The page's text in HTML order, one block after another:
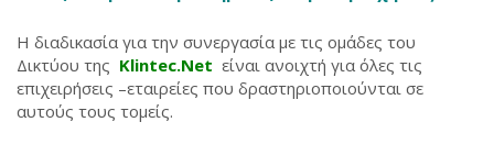
Η διαδικασία για την συνεργασία με τις ομάδες του
Δικτύου της Klintec.Net είναι ανοιχτή για όλες τις
επιχειρήσεις –εταιρείες που δραστηριοποιούνται σε
αυτούς τους τομείς.